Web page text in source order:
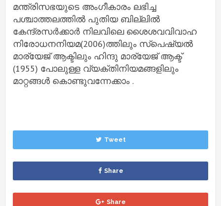
മന്ത്രിസഭയുടെ അംഗീകാരം ലഭിച്ച
പശ്ചാത്തലത്തിൽ പുതിയ ബില്ലിൽ
കേന്ദ്രസർക്കാർ നിലവിലെ ശൈശവവിവാഹ
നിരോധനനിയമ(2006)ത്തിലും സ്പെഷ്യൽ
മാര്യേജ് ആക്ടിലും ഹിന്ദു മാര്യേജ് ആക്ട്
(1955) പോലുള്ള വ്യക്തിനിയമങ്ങളിലും
മാറ്റങ്ങൾ കൊണ്ടുവന്നേക്കാം .
Tweet
Share
Share